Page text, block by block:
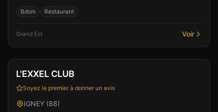
Bdsm Restaurant
Grand Est Voir
Club Spa & Wellness +3
L'EXXEL CLUB
Soyez le premier à donner un avis
IGNEY (88)